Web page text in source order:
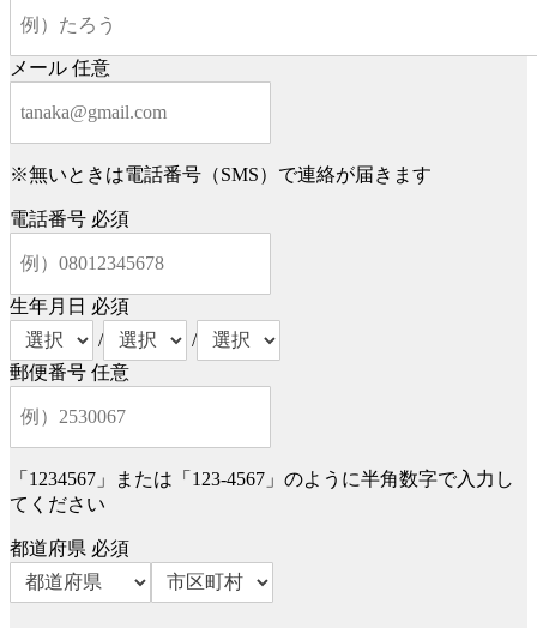
メール 任意
※無いときは電話番号（SMS）で連絡が届きます
電話番号 必須
生年月日 必須
/
/
郵便番号 任意
「1234567」または「123-4567」のように半角数字で入力し
てください
都道府県 必須